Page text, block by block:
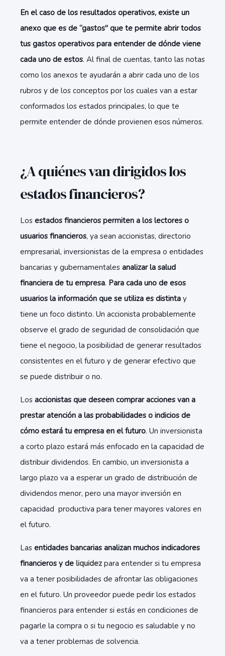
En el caso de los resultados operativos, existe un
anexo que es de “gastos" que te permite abrir todos
tus gastos operativos para entender de dónde viene
cada uno de estos. Al final de cuentas, tanto las notas
como los anexos te ayudarán a abrir cada uno de los
rubros y de los conceptos por los cuales van a estar
conformados los estados principales, lo que te
permite entender de dónde provienen esos números.
¿A quiénes van dirigidos los
estados financieros?
Los estados financieros permiten a los lectores o
usuarios financieros, ya sean accionistas, directorio
empresarial, inversionistas de la empresa o entidades
bancarias y gubernamentales analizar la salud
financiera de tu empresa. Para cada uno de esos
usuarios la información que se utiliza es distinta y
tiene un foco distinto. Un accionista probablemente
observe el grado de seguridad de consolidación que
tiene el negocio, la posibilidad de generar resultados
consistentes en el futuro y de generar efectivo que
se puede distribuir o no.
Los accionistas que deseen comprar acciones van a
prestar atención a las probabilidades o indicios de
cómo estará tu empresa en el futuro. Un inversionista
a corto plazo estará más enfocado en la capacidad de
distribuir dividendos. En cambio, un inversionista a
largo plazo va a esperar un grado de distribución de
dividendos menor, pero una mayor inversión en
capacidad productiva para tener mayores valores en
el futuro.
Las entidades bancarias analizan muchos indicadores
financieros y de liquidez para entender si tu empresa
va a tener posibilidades de afrontar las obligaciones
en el futuro. Un proveedor puede pedir los estados
financieros para entender si estás en condiciones de
pagarle la compra o si tu negocio es saludable y no
va a tener problemas de solvencia.